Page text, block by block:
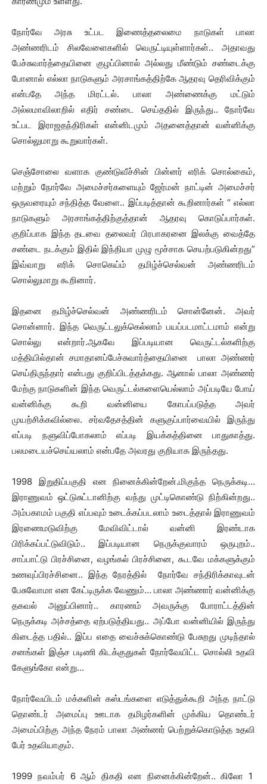
நோர்வே அரசு உட்பட இணைத்தலைமை நாடுகள் பாலா
அண்ணரிடம் சிலவேளைகளில் வெருட்டியுள்ளார்கள்.. அதாவது
பேச்சுவார்த்தையினை குழப்பினால் அல்லது மீண்டும் சண்டைக்கு
போனால் எல்லா நாடுகளும் அரசாங்கத்திற்கே ஆதரவு தெரிவிக்கும்
என்பதே அந்த மிரட்டல். பாலா அண்ணைக்கு மட்டும்
அல்லமாவிலாறில் எதிர் சண்டை செய்ததில் இருந்து.. நோர்வே
உட்பட இராஜதந்திரிகள் என்னிடமும் அதனைத்தான் வன்னிக்கு
சொல்லுமாறு கூறுவார்கள்.
செஞ்சோலை வளாக குண்டுவீச்சின் பின்னர் எரிக் சொல்கைம்,
மற்றும் நோர்வே அமைச்சர்களையும் ஜேர்மன் நாட்டின் அமைச்சர்
ஒருவரையும் சந்தித்த வேளை.. இப்படித்தான் கூறினார்கள் “ எல்லா
நாடுகளும் அரசாங்கத்திற்குத்தான் ஆதரவு கொடுப்பார்கள்.
குறிப்பாக இந்த தடவை தலைவர் பிரபாகரனை இலக்கு வைத்தே
சண்டை நடக்கும் இதில் இந்தியா முழு மூச்சாக செயற்படுகின்றது”
இவ்வாறு எரிக் சொகெய்ம் தமிழ்ச்செல்வன் அண்ணரிடம்
சொல்லுமாறு கூறினார்.
இதனை தமிழ்ச்செல்வன் அண்ணரிடம் சொன்னேன். அவர்
சொன்னார். இந்த வெருட்டலுக்கெல்லாம் பயப்படமாட்டமாம் என்று
சொல்லு என்றார்.ஆகவே இப்படியான வெருட்டல்களிற்கு
மத்தியில்தான் சமாதானப்பேச்சுவார்த்தையினை பாலா அண்ணர்
செய்திருந்தார் என்பது குறிப்பிடத்தக்கது. ஆனால் பாலா அண்ணர்
மேற்கு நாடுகளின் இந்த வெருட்டல்களையெல்லாம் அப்படியே போய்
வன்னிக்கு கூறி வன்னியை கோபப்படுத்த அவர்
முயற்சிக்கவில்லை. சர்வதேசத்தின் களுகுப்பார்வையில் இருந்து
எப்படி நளுவிப்போகலாம் எப்படி இயக்கத்தினை பாதுகாத்து.
பலமடையச்செய்யலாம் என்பதே அவரது குறியாக இருந்தது.
1998 இறுதிப்பகுதி என நினைக்கின்றேன்.மிகுந்த நெருக்கடி…
இராணுவம் ஒட்டுசுட்டானிற்கு வந்து முட்டிகொண்டு நிற்கின்றது..
அம்பகாமம் பகுதி எப்பவும் உடைக்கப்படலாம் உடைத்தால் இராணுவம்
இரணைமடுவிற்கு மேவிவிட்டால் வன்னி இரண்டாக
பிரிக்கப்பட்டுவிடும்.. இப்படியான நெருக்குவாரம் ஒருபுறம்..
சாப்பாட்டு பிரச்சினை, வழங்கல் பிரச்சினை, கூடவே மக்களுக்கும்
உணவுப்பிரச்சினை.. இந்த நேரத்தில் நோர்வே சந்திரிக்காவுடன்
பேசுவோமா என கேட்டிருக்க வேணும்… பாலா அண்ணார் வன்னிக்கு
தகவல் அனுப்பினார்.. காரணம் அவருக்கு போராட்டத்தின்
நெருக்கடி அச்சத்தை ஏற்படுத்தியது.. அப்போ வன்னியில் இருந்து
கிடைத்த பதில்.. இப்ப எதை வைச்சுக்கொண்டு பேசுறது முடிந்தால்
சனங்கள் இஞ்ச படிணி கிடக்குதுகள் நோர்வேயிட்ட சொல்லி உதவி
கேளுங்கோ என்று…
நோர்வேயிடம் மக்களின் கஸ்டங்களை எடுத்துக்கூறி அந்த நாட்டு
தொண்டர் அமைப்பு ஊடாக தமிழர்களின் முக்கிய தொண்டர்
அமைப்பிற்கு அந்த நேரம் பாலா அண்ணர் பெற்றுக்கொடுத்த உதவி
பேர் உதவியாகும்.
1999 நவம்பர் 6 ஆம் திகதி என நினைக்கின்றேன்.. கிலோ 1